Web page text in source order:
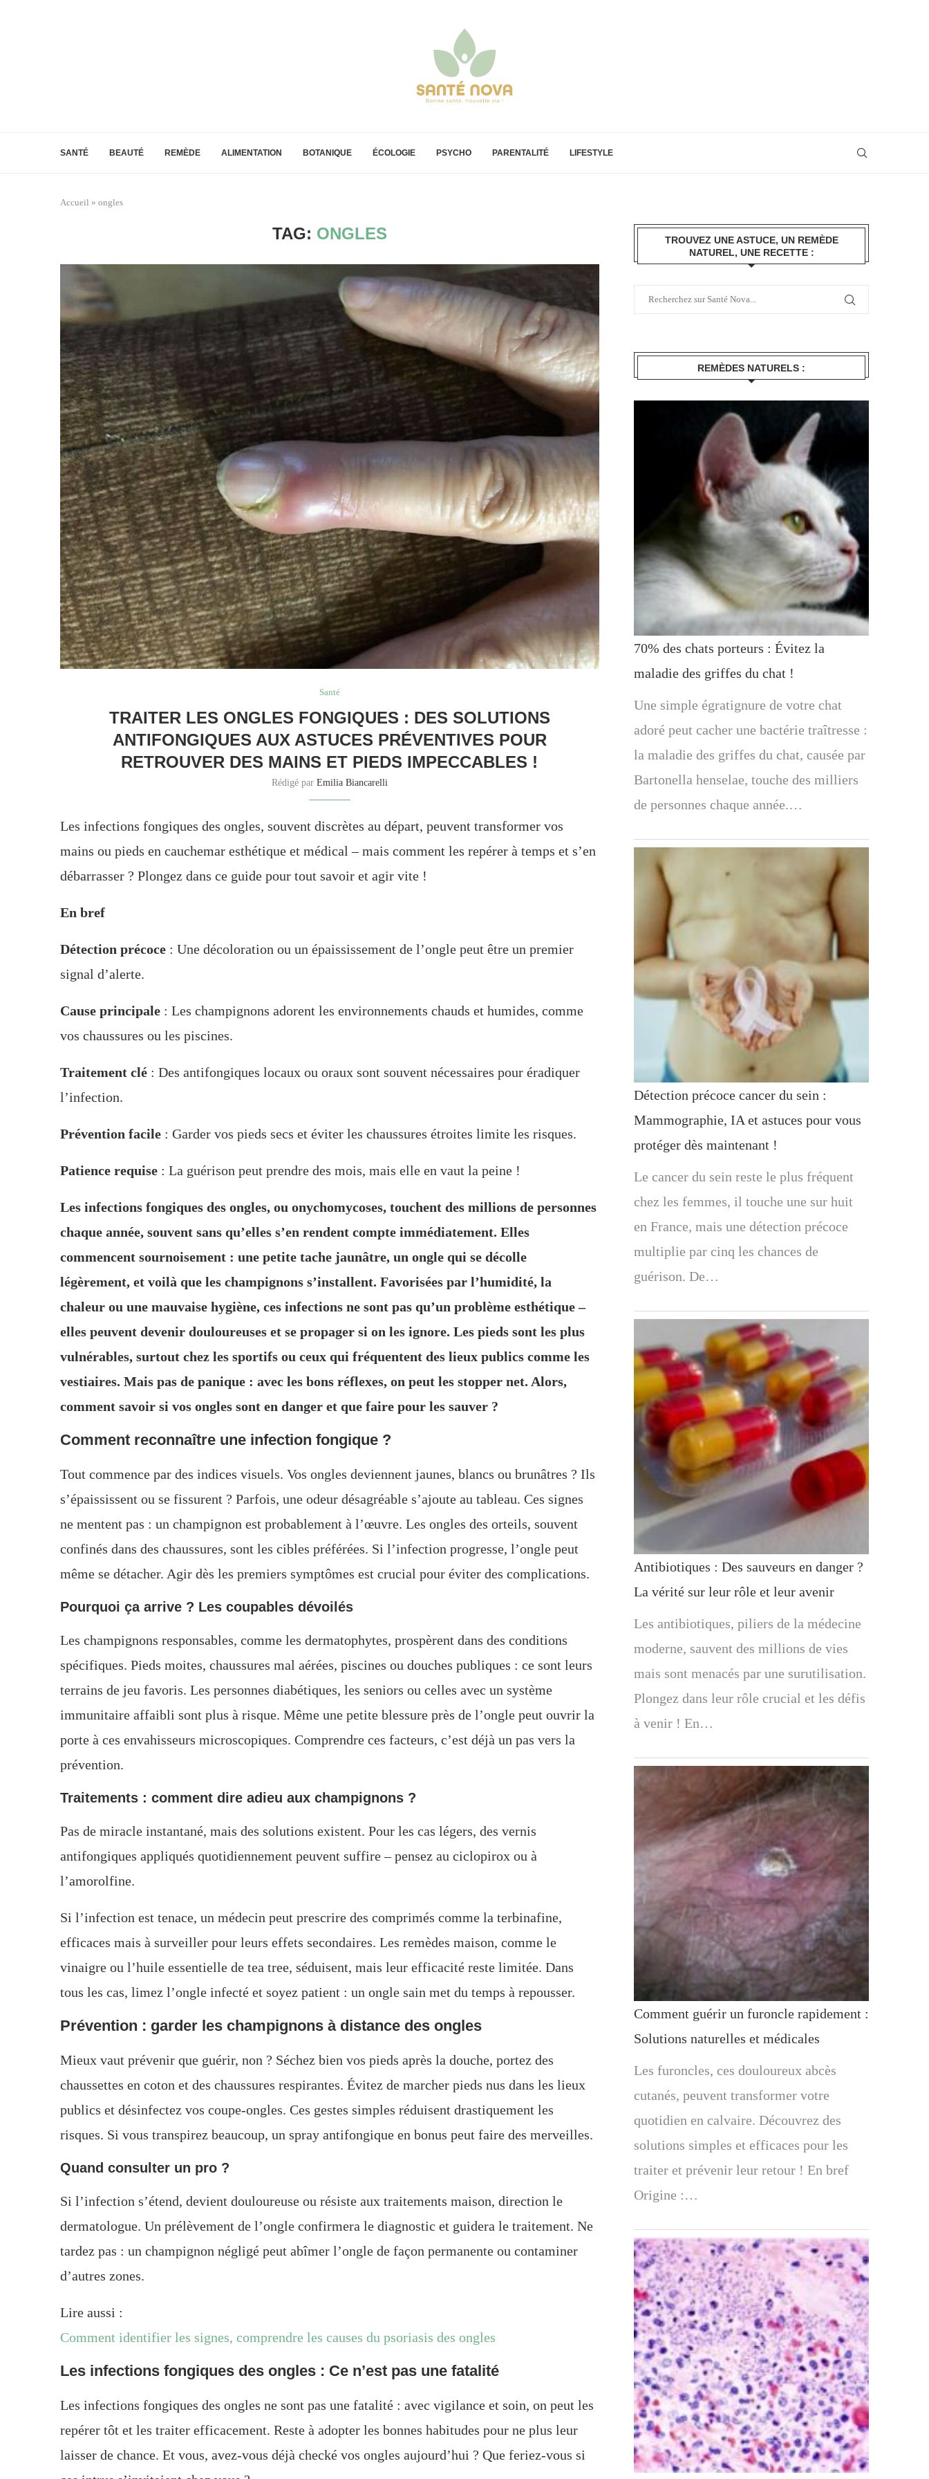
SANTÉ BEAUTÉ REMÈDE ALIMENTATION BOTANIQUE ÉCOLOGIE PSYCHO PARENTALITÉ LIFESTYLE
Accueil » ongles
TAG: ONGLES
Santé
TRAITER LES ONGLES FONGIQUES : DES SOLUTIONS
ANTIFONGIQUES AUX ASTUCES PRÉVENTIVES POUR
RETROUVER DES MAINS ET PIEDS IMPECCABLES !
Rédigé par Emilia Biancarelli
Les infections fongiques des ongles, souvent discrètes au départ, peuvent transformer vos
mains ou pieds en cauchemar esthétique et médical – mais comment les repérer à temps et s’en
débarrasser ? Plongez dans ce guide pour tout savoir et agir vite !
En bref
Détection précoce : Une décoloration ou un épaississement de l’ongle peut être un premier
signal d’alerte.
Cause principale : Les champignons adorent les environnements chauds et humides, comme
vos chaussures ou les piscines.
Traitement clé : Des antifongiques locaux ou oraux sont souvent nécessaires pour éradiquer
l’infection.
Prévention facile : Garder vos pieds secs et éviter les chaussures étroites limite les risques.
Patience requise : La guérison peut prendre des mois, mais elle en vaut la peine !
Les infections fongiques des ongles, ou onychomycoses, touchent des millions de personnes
chaque année, souvent sans qu’elles s’en rendent compte immédiatement. Elles
commencent sournoisement : une petite tache jaunâtre, un ongle qui se décolle
légèrement, et voilà que les champignons s’installent. Favorisées par l’humidité, la
chaleur ou une mauvaise hygiène, ces infections ne sont pas qu’un problème esthétique –
elles peuvent devenir douloureuses et se propager si on les ignore. Les pieds sont les plus
vulnérables, surtout chez les sportifs ou ceux qui fréquentent des lieux publics comme les
vestiaires. Mais pas de panique : avec les bons réflexes, on peut les stopper net. Alors,
comment savoir si vos ongles sont en danger et que faire pour les sauver ?
Comment reconnaître une infection fongique ?
Tout commence par des indices visuels. Vos ongles deviennent jaunes, blancs ou brunâtres ? Ils
s’épaississent ou se fissurent ? Parfois, une odeur désagréable s’ajoute au tableau. Ces signes
ne mentent pas : un champignon est probablement à l’œuvre. Les ongles des orteils, souvent
confinés dans des chaussures, sont les cibles préférées. Si l’infection progresse, l’ongle peut
même se détacher. Agir dès les premiers symptômes est crucial pour éviter des complications.
Pourquoi ça arrive ? Les coupables dévoilés
Les champignons responsables, comme les dermatophytes, prospèrent dans des conditions
spécifiques. Pieds moites, chaussures mal aérées, piscines ou douches publiques : ce sont leurs
terrains de jeu favoris. Les personnes diabétiques, les seniors ou celles avec un système
immunitaire affaibli sont plus à risque. Même une petite blessure près de l’ongle peut ouvrir la
porte à ces envahisseurs microscopiques. Comprendre ces facteurs, c’est déjà un pas vers la
prévention.
Traitements : comment dire adieu aux champignons ?
Pas de miracle instantané, mais des solutions existent. Pour les cas légers, des vernis
antifongiques appliqués quotidiennement peuvent suffire – pensez au ciclopirox ou à
l’amorolfine.
Si l’infection est tenace, un médecin peut prescrire des comprimés comme la terbinafine,
efficaces mais à surveiller pour leurs effets secondaires. Les remèdes maison, comme le
vinaigre ou l’huile essentielle de tea tree, séduisent, mais leur efficacité reste limitée. Dans
tous les cas, limez l’ongle infecté et soyez patient : un ongle sain met du temps à repousser.
Prévention : garder les champignons à distance des ongles
Mieux vaut prévenir que guérir, non ? Séchez bien vos pieds après la douche, portez des
chaussettes en coton et des chaussures respirantes. Évitez de marcher pieds nus dans les lieux
publics et désinfectez vos coupe-ongles. Ces gestes simples réduisent drastiquement les
risques. Si vous transpirez beaucoup, un spray antifongique en bonus peut faire des merveilles.
Quand consulter un pro ?
Si l’infection s’étend, devient douloureuse ou résiste aux traitements maison, direction le
dermatologue. Un prélèvement de l’ongle confirmera le diagnostic et guidera le traitement. Ne
tardez pas : un champignon négligé peut abîmer l’ongle de façon permanente ou contaminer
d’autres zones.
Lire aussi :
Comment identifier les signes, comprendre les causes du psoriasis des ongles
Les infections fongiques des ongles : Ce n’est pas une fatalité
Les infections fongiques des ongles ne sont pas une fatalité : avec vigilance et soin, on peut les
repérer tôt et les traiter efficacement. Reste à adopter les bonnes habitudes pour ne plus leur
laisser de chance. Et vous, avez-vous déjà checké vos ongles aujourd’hui ? Que feriez-vous si
TROUVEZ UNE ASTUCE, UN REMÈDE
NATUREL, UNE RECETTE :
REMÈDES NATURELS :
70% des chats porteurs : Évitez la
maladie des griffes du chat !
Une simple égratignure de votre chat
adoré peut cacher une bactérie traîtresse :
la maladie des griffes du chat, causée par
Bartonella henselae, touche des milliers
de personnes chaque année.…
Détection précoce cancer du sein :
Mammographie, IA et astuces pour vous
protéger dès maintenant !
Le cancer du sein reste le plus fréquent
chez les femmes, il touche une sur huit
en France, mais une détection précoce
multiplie par cinq les chances de
guérison. De…
Antibiotiques : Des sauveurs en danger ?
La vérité sur leur rôle et leur avenir
Les antibiotiques, piliers de la médecine
moderne, sauvent des millions de vies
mais sont menacés par une surutilisation.
Plongez dans leur rôle crucial et les défis
à venir ! En…
Comment guérir un furoncle rapidement :
Solutions naturelles et médicales
Les furoncles, ces douloureux abcès
cutanés, peuvent transformer votre
quotidien en calvaire. Découvrez des
solutions simples et efficaces pour les
traiter et prévenir leur retour ! En bref
Origine :…